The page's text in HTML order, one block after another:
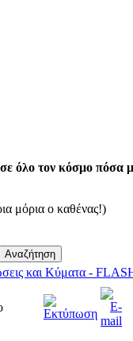
όλο τον κόσμο πόσα
μόρια ο καθένας!)
και Κύματα -